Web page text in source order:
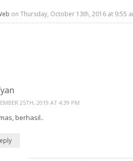
on Thursday, October 13th, 2016 at 9:55
25TH, 2019 AT 4:39 PM
berhasil..